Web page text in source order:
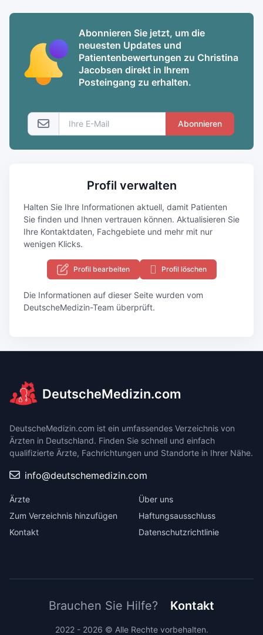
Abonnieren Sie jetzt, um die
neuesten Updates und
Patientenbewertungen zu Christina
Jacobsen direkt in Ihrem
Posteingang zu erhalten.
Abonnieren
Profil verwalten
Halten Sie Ihre Informationen aktuell, damit Patienten
Sie finden und Ihnen vertrauen können. Aktualisieren Sie
Ihre Kontaktdaten, Fachgebiete und mehr mit nur
wenigen Klicks.
Profil bearbeiten Profil löschen
Die Informationen auf dieser Seite wurden vom
DeutscheMedizin-Team überprüft.
DeutscheMedizin.com
DeutscheMedizin.com ist ein umfassendes Verzeichnis von
Ärzten in Deutschland. Finden Sie schnell und einfach
qualifizierte Ärzte, Fachrichtungen und Standorte in Ihrer Nähe.
info@deutschemedizin.com
Ärzte
Zum Verzeichnis hinzufügen
Kontakt
Über uns
Haftungsausschluss
Datenschutzrichtlinie
Brauchen Sie Hilfe? Kontakt
2022 - 2026 © Alle Rechte vorbehalten.